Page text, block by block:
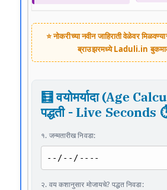
⭐ नोकरीच्या नवीन जाहिराती वेळेवर
ब्राउझरमध्येLaduli.in
🧮 वयोमर्यादा (Age
पद्धती - Live Seconds
१. जन्मतारीख निवडा:
२. वय कशानुसार मोजायचे? पद्धत निवडा: